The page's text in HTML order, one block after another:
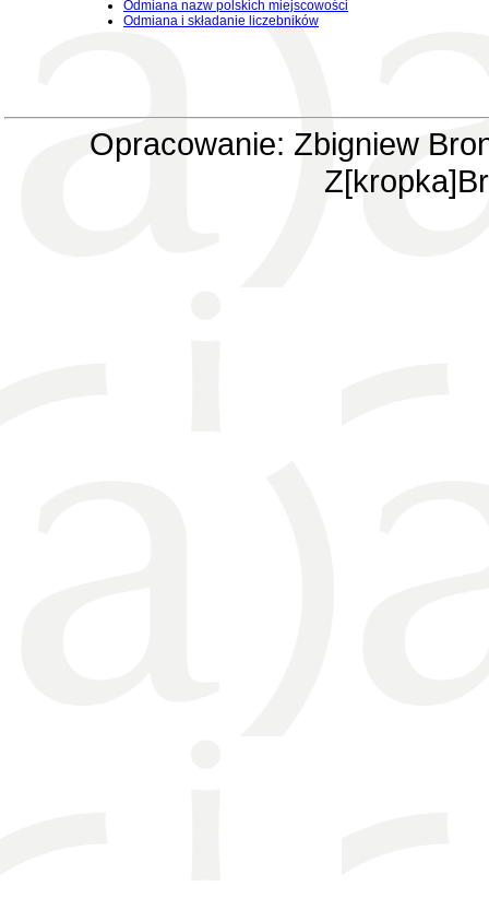
Odmiana nazw polskich miejscowości
Odmiana i składanie liczebników
Opracowanie: Zbigniew